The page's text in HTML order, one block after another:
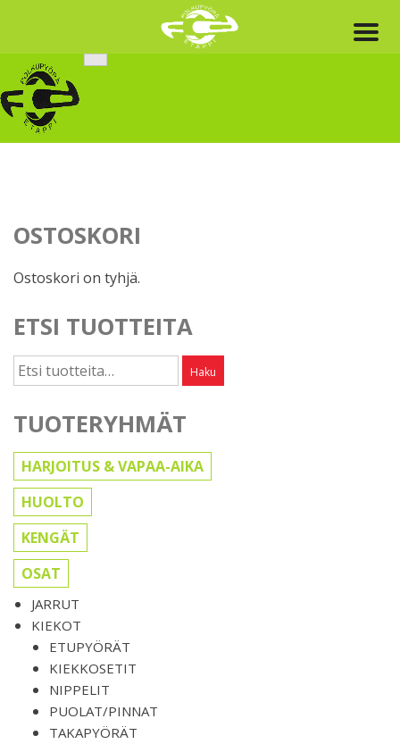
content
OSTOSKORI
Ostoskori on tyhjä.
ETSI TUOTTEITA
Etsi: Haku
TUOTERYHMÄT
HARJOITUS & VAPAA-AIKA
HUOLTO
KENGÄT
OSAT
JARRUT
KIEKOT
ETUPYÖRÄT
KIEKKOSETIT
NIPPELIT
PUOLAT/PINNAT
TAKAPYÖRÄT